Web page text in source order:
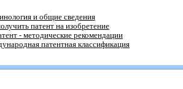
и общие сведения
патент на изобретение
- методические рекомендации
патентная классификация